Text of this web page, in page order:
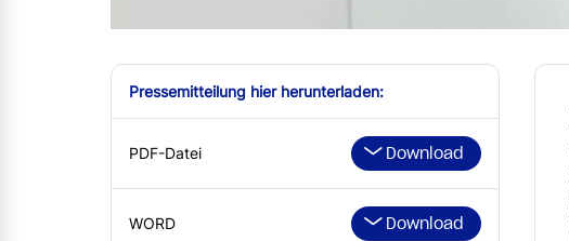
Pressemitteilung hier herunterladen:
PDF-Datei Download
WORD Download